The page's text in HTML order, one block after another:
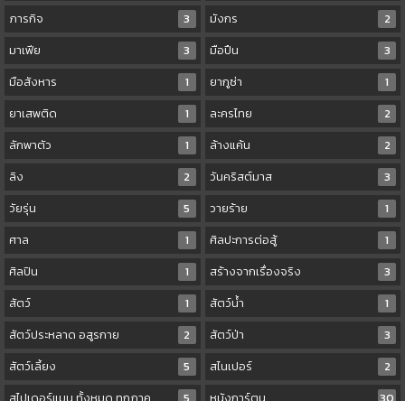
ภารกิจ
3 มังกร
2
มาเฟีย
3 มือปืน
3
มือสังหาร
1 ยากูซ่า
1
ยาเสพติด
1 ละครไทย
2
ลักพาตัว
1 ล้างแค้น
2
ลิง
2 วันคริสต์มาส
3
วัยรุ่น
5 วายร้าย
1
ศาล
1 ศิลปะการต่อสู้
1
ศิลปิน
1 สร้างจากเรื่องจริง
3
สัตว์
1 สัตว์น้ำ
1
สัตว์ประหลาด อสูรกาย
2 สัตว์ป่า
3
สัตว์เลี้ยง
5 สไนเปอร์
2